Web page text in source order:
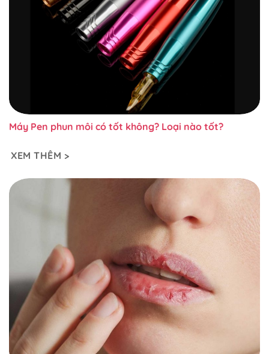
Máy Pen phun môi có tốt không? Loại nào tốt?
XEM THÊM >